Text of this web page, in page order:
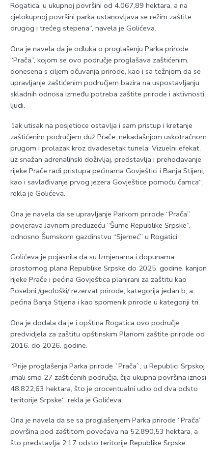
Rogatica, u ukupnoj površini od 4.067,89 hektara, a na
cjelokupnoj površini parka ustanovljava se režim zaštite
drugog i trećeg stepena“, navela je Golićeva.
Ona je navela da je odluka o proglašenju Parka prirode
“Prača”, kojom se ovo područje proglašava zaštićenim,
donesena s ciljem očuvanja prirode, kao i sa težnjom da se
upravljanje zaštićenim područjem bazira na uspostavljanju
skladnih odnosa između potreba zaštite prirode i aktivnosti
ljudi.
“Jak utisak na posjetioce ostavlja i sam pristup i kretanje
zaštićenim područjem duž Prače, nekadašnjom uskotračnom
prugom i prolazak kroz dvadesetak tunela. Vizuelni efekat,
uz snažan adrenalinski doživljaj, predstavlja i prehodavanje
rijeke Prače radi pristupa pećinama Govještici i Banja Stijeni,
kao i savlađivanje prvog jezera Govještice pomoću čamca“,
rekla je Golićeva.
Ona je navela da se upravljanje Parkom prirode “Prača”
povjerava Javnom preduzeću “Šume Republike Srpske”,
odnosno Šumskom gazdinstvu “Sjemeć” u Rogatici.
Golićeva je pojasnila da su Izmjenama i dopunama
prostornog plana Republike Srpske do 2025. godine, kanjon
rijeke Prače i pećina Govještica planirani za zaštitu kao
Posebni /geološki/ rezervat prirode, kategorija jedan b, a
pećina Banja Stijena i kao spomenik prirode u kategoriji tri.
Ona je dodala da je i opština Rogatica ovo područje
predvidjela za zaštitu opštinskim Planom zaštite prirode od
2016. do 2026. godine.
“Prije proglašenja Parka prirode `Prača`, u Republici Srpskoj
imali smo 27 zaštićenih područja, čija ukupna površina iznosi
48.822,63 hektara, što je procentualni udio od dva odsto
teritorije Srpske“, rekla je Golićeva.
Ona je navela da se sa proglašenjem Parka prirode “Prača”
površina pod zaštitom povećava na 52.890,53 hektara, a
što predstavlja 2,17 odsto teritorije Republike Srpske.